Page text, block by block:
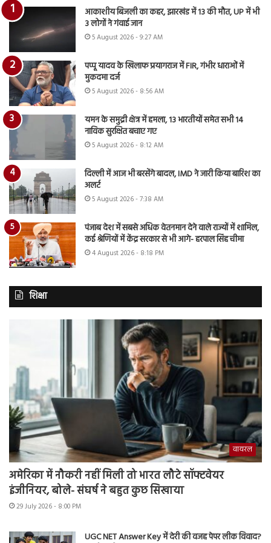
आकाशीय बिजली का कहर, झारखंड में 13 की मौत, UP में भी
3 लोगों ने गंवाई जान
5 August 2026 - 9:27 AM
पप्पू यादव के खिलाफ प्रयागराज में FIR, गंभीर धाराओं में
मुकदमा दर्ज
5 August 2026 - 8:56 AM
यमन के समुद्री क्षेत्र में हमला, 13 भारतीयों समेत सभी 14
नाविक सुरक्षित बचाए गए
5 August 2026 - 8:12 AM
दिल्ली में आज भी बरसेंगे बादल, IMD ने जारी किया बारिश का
अलर्ट
5 August 2026 - 7:38 AM
पंजाब देश में सबसे अधिक वेतनमान देने वाले राज्यों में शामिल,
कई श्रेणियों में केंद्र सरकार से भी आगे- हरपाल सिंह चीमा
4 August 2026 - 8:18 PM
शिक्षा
वायरल
अमेरिका में नौकरी नहीं मिली तो भारत लौटे सॉफ्टवेयर
इंजीनियर, बोले- संघर्ष ने बहुत कुछ सिखाया
29 July 2026 - 8:00 PM
UGC NET Answer Key में देरी की वजह पेपर लीक विवाद?